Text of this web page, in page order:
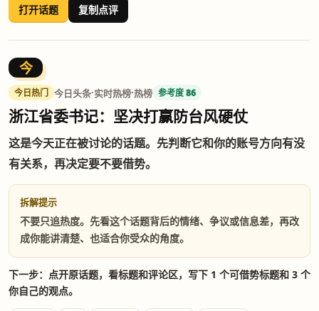
打开话题 复制点评
今
今日热门 今日头条·实时热榜·热榜 参考度 86
浙江省委书记：坚决打赢防台风硬仗
这是今天正在被讨论的话题。先判断它和你的账号方向有没
有关系，再决定要不要借势。
拆解提示
不要只追热度。先看这个话题背后的情绪、争议或信息差，再改
成你能讲清楚、也适合你受众的角度。
下一步：点开原话题，看标题和评论区，写下 1 个可借势标题和 3 个
你自己的观点。